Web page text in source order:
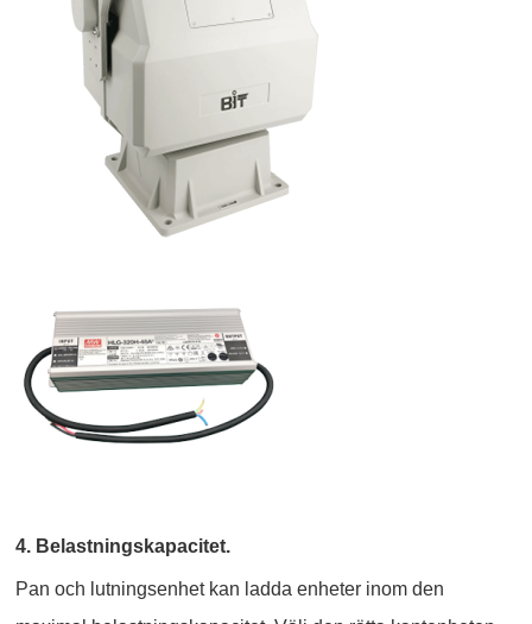
4. Belastningskapacitet.
Pan och lutningsenhet kan ladda enheter inom den